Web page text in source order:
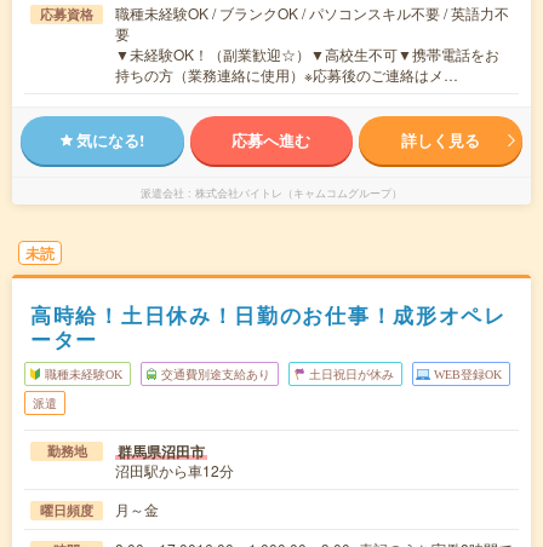
応募資格
職種未経験OK / ブランクOK / パソコンスキル不要 / 英語力不
要
▼未経験OK！（副業歓迎☆）▼高校生不可▼携帯電話をお
持ちの方（業務連絡に使用）※応募後のご連絡はメ…
気になる! 応募へ進む 詳しく見る
派遣会社 株式会社バイトレ（キャムコムグループ）
未読
高時給！土日休み！日勤のお仕事！成形オペレ
ーター
職種未経験OK 交通費別途支給あり 土日祝日が休み WEB登録OK
派遣
勤務地 群馬県沼田市
沼田駅から車12分
曜日頻度 月～金